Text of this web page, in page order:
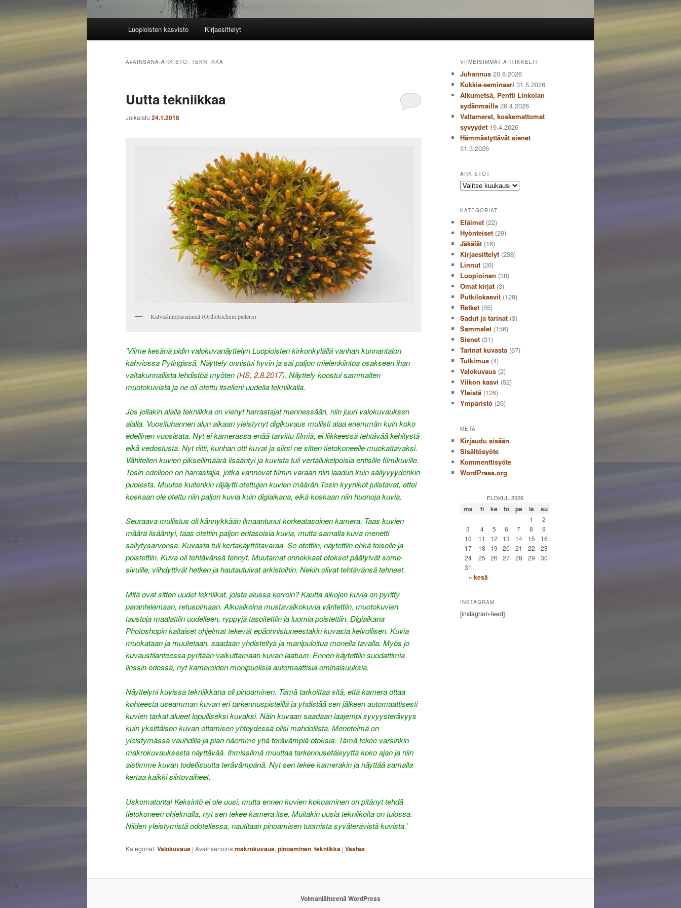
Luopioisten kasvisto Kirjaesittelyt
AVAINSANA-ARKISTO: TEKNIIKKA
Uutta tekniikkaa
Julkaistu 24.1.2018
Kalvashiippasammal (Orthotrichum pallens)
’Viime kesänä pidin valokuvanäyttelyn Luopioisten kirkonkylällä vanhan kunnantalon
kahviossa Pytingissä. Näyttely onnistui hyvin ja sai paljon mielenkiintoa osakseen ihan
valtakunnallista lehdistöä myöten (HS, 2.8.2017). Näyttely koostui sammalten
muotokuvista ja ne oli otettu itselleni uudella tekniikalla.
Jos jollakin alalla tekniikka on vienyt harrastajat mennessään, niin juuri valokuvauksen
alalla. Vuosituhannen alun aikaan yleistynyt digikuvaus mullisti alaa enemmän kuin koko
edellinen vuosisata. Nyt ei kamerassa enää tarvittu filmiä, ei liikkeessä tehtävää kehitystä
eikä vedostusta. Nyt riitti, kunhan otti kuvat ja siirsi ne sitten tietokoneelle muokattavaksi.
Vähitellen kuvien piksellimäärä lisääntyi ja kuvista tuli vertailukelpoisia entisille filmikuville.
Tosin edelleen on harrastajia, jotka vannovat filmin varaan niin laadun kuin säilyvyydenkin
puolesta. Muutos kuitenkin räjäytti otettujen kuvien määrän.Tosin kyynikot julistavat, ettei
koskaan ole otettu niin paljon kuvia kuin digiaikana, eikä koskaan niin huonoja kuvia.
Seuraava mullistus oli kännykkään ilmaantunut korkeatasoinen kamera. Taas kuvien
määrä lisääntyi, taas otettiin paljon eritasoisia kuvia, mutta samalla kuva menetti
säilytysarvonsa. Kuvasta tuli kertakäyttötavaraa. Se otettiin, näytettiin ehkä toiselle ja
poistettiin. Kuva oli tehtävänsä tehnyt. Muutamat onnekkaat otokset päätyivät some-
sivuille, viihdyttivät hetken ja hautautuivat arkistoihin. Nekin olivat tehtävänsä tehneet.
Mitä ovat sitten uudet tekniikat, joista alussa kerroin? Kautta aikojen kuvia on pyritty
parantelemaan, retusoimaan. Alkuaikoina mustavalkokuvia väritettiin, muotokuvien
taustoja maalattiin uudelleen, ryppyjä tasoitettiin ja luomia poistettiin. Digiaikana
Photoshopin kaltaiset ohjelmat tekevät epäonnistuneestakin kuvasta kelvollisen. Kuvia
muokataan ja muutetaan, saadaan yhdisteltyä ja manipuloitua monella tavalla. Myös jo
kuvaustilanteessa pyritään vaikuttamaan kuvan laatuun. Ennen käytettiin suodattimia
linssin edessä, nyt kameroiden monipuolisia automaattisia ominaisuuksia.
Näyttelyni kuvissa tekniikkana oli pinoaminen. Tämä tarkoittaa sitä, että kamera ottaa
kohteesta useamman kuvan eri tarkennuspisteillä ja yhdistää sen jälkeen automaattisesti
kuvien tarkat alueet lopulliseksi kuvaksi. Näin kuvaan saadaan laajempi syvyysterävyys
kuin yksittäisen kuvan ottamisen yhteydessä olisi mahdollista. Menetelmä on
yleistymässä vauhdilla ja pian näemme yhä terävämpiä otoksia. Tämä tekee varsinkin
makrokuvauksesta näyttävää. Ihmissilmä muuttaa tarkennusetäisyyttä koko ajan ja niin
aistimme kuvan todellisuutta terävämpänä. Nyt sen tekee kamerakin ja näyttää samalla
kertaa kaikki siirtovaiheet.
Uskomatonta! Keksintö ei ole uusi, mutta ennen kuvien kokoaminen on pitänyt tehdä
tietokoneen ohjelmalla, nyt sen tekee kamera itse. Muitakin uusia tekniikoita on tulossa.
Niiden yleistymistä odotellessa, nautitaan pinoamisen tuomista syväterävistä kuvista.’
Kategoriat:Valokuvaus | Avainsanoina makrokuvaus, pinoaminen, tekniikka | Vastaa
VIIMEISIMMÄT ARTIKKELIT
Juhannus 20.6.2026
Kukkia-seminaari 31.5.2026
Alkumetsä, Pentti Linkolan
sydänmailla 26.4.2026
Valtameret, koskemattomat
syvyydet 19.4.2026
Hämmästyttävät sienet
31.3.2026
ARKISTOT
Arkistot
KATEGORIAT
Eläimet (22)
Hyönteiset (29)
Jäkälät (16)
Kirjaesittelyt (238)
Linnut (20)
Luopioinen (38)
Omat kirjat (3)
Putkilokasvit (128)
Retket (55)
Sadut ja tarinat (3)
Sammalet (156)
Sienet (31)
Tarinat kuvasta (67)
Tutkimus (4)
Valokuvaus (2)
Viikon kasvi (52)
Yleistä (126)
Ympäristö (26)
META
Kirjaudu sisään
Sisältösyöte
Kommenttisyöte
WordPress.org
ELOKUU 2026
ma ti ke to pe la su
1
2
3
4 5 6 7 8
9
10
11 12 13 14 15
16
17
18 19 20 21 22
23
24
25 26 27 28 29
30
31
« kesä
INSTAGRAM
[instagram-feed]
Voimanlähteenä WordPress